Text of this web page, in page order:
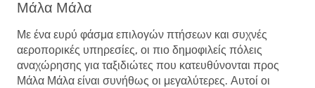
Μάλα Μάλα
Με ένα ευρύ φάσμα επιλογών πτήσεων και συχνές
αεροπορικές υπηρεσίες, οι πιο δημοφιλείς πόλεις
αναχώρησης για ταξιδιώτες που κατευθύνονται προς
Μάλα Μάλα είναι συνήθως οι μεγαλύτερες. Αυτοί οι